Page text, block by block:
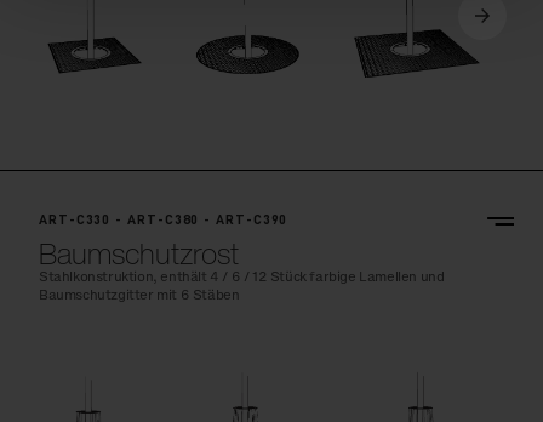
ART-C330 - ART-C380 - ART-C390
Baumschutzrost
Stahlkonstruktion, enthält 4 / 6 / 12 Stück farbige Lamellen und
Baumschutzgitter mit 6 Stäben